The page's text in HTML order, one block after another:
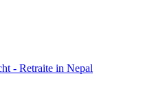
- Retraite in Nepal